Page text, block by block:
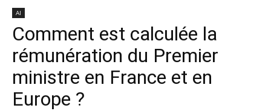
AI
Comment est calculée la
rémunération du Premier
ministre en France et en
Europe ?